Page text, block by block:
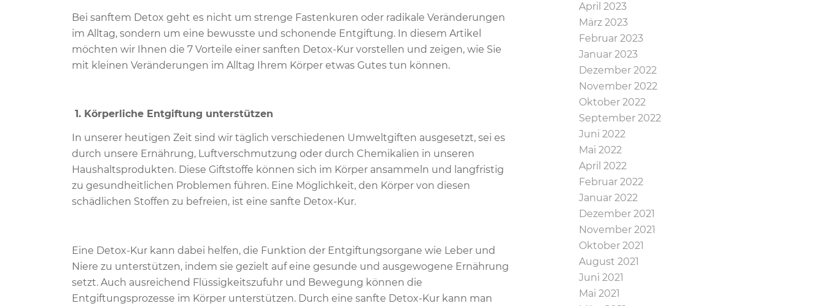
Bei sanftem Detox geht es nicht um strenge Fastenkuren oder radikale Veränderungen
im Alltag, sondern um eine bewusste und schonende Entgiftung. In diesem Artikel
möchten wir Ihnen die 7 Vorteile einer sanften Detox-Kur vorstellen und zeigen, wie Sie
mit kleinen Veränderungen im Alltag Ihrem Körper etwas Gutes tun können.
1. Körperliche Entgiftung unterstützen
In unserer heutigen Zeit sind wir täglich verschiedenen Umweltgiften ausgesetzt, sei es
durch unsere Ernährung, Luftverschmutzung oder durch Chemikalien in unseren
Haushaltsprodukten. Diese Giftstoffe können sich im Körper ansammeln und langfristig
zu gesundheitlichen Problemen führen. Eine Möglichkeit, den Körper von diesen
schädlichen Stoffen zu befreien, ist eine sanfte Detox-Kur.
Eine Detox-Kur kann dabei helfen, die Funktion der Entgiftungsorgane wie Leber und
Niere zu unterstützen, indem sie gezielt auf eine gesunde und ausgewogene Ernährung
setzt. Auch ausreichend Flüssigkeitszufuhr und Bewegung können die
Entgiftungsprozesse im Körper unterstützen. Durch eine sanfte Detox-Kur kann man
April 2023
März 2023
Februar 2023
Januar 2023
Dezember 2022
November 2022
Oktober 2022
September 2022
Juni 2022
Mai 2022
April 2022
Februar 2022
Januar 2022
Dezember 2021
November 2021
Oktober 2021
August 2021
Juni 2021
Mai 2021